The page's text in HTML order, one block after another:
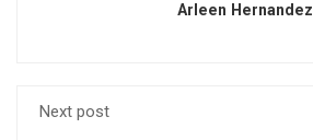
Arleen Hernandez
Next post